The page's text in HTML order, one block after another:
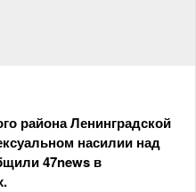
района Ленинградской
насилии над
47news в